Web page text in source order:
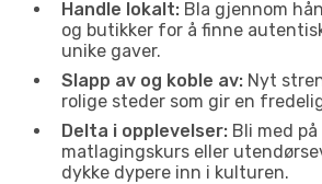
Handle lokalt: Bla gjennom
og butikker for å finne
unike gaver.
Slapp av og koble av: Nyt
rolige steder som gir en
Delta i opplevelser: Bli med
matlagingskurs eller
dykke dypere inn i kulturen.